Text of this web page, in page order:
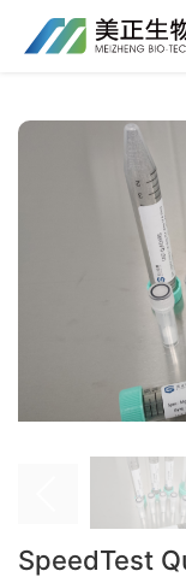
SpeedTest